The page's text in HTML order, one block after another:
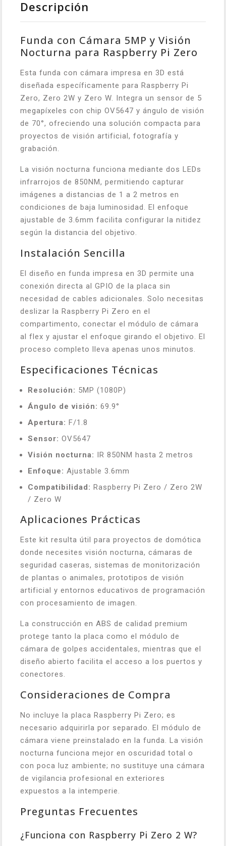
Descripción
Funda con Cámara 5MP y Visión
Nocturna para Raspberry Pi Zero
Esta funda con cámara impresa en 3D está
diseñada específicamente para Raspberry Pi
Zero, Zero 2W y Zero W. Integra un sensor de 5
megapíxeles con chip OV5647 y ángulo de visión
de 70°, ofreciendo una solución compacta para
proyectos de visión artificial, fotografía y
grabación.
La visión nocturna funciona mediante dos LEDs
infrarrojos de 850NM, permitiendo capturar
imágenes a distancias de 1 a 2 metros en
condiciones de baja luminosidad. El enfoque
ajustable de 3.6mm facilita configurar la nitidez
según la distancia del objetivo.
Instalación Sencilla
El diseño en funda impresa en 3D permite una
conexión directa al GPIO de la placa sin
necesidad de cables adicionales. Solo necesitas
deslizar la Raspberry Pi Zero en el
compartimento, conectar el módulo de cámara
al flex y ajustar el enfoque girando el objetivo. El
proceso completo lleva apenas unos minutos.
Especificaciones Técnicas
Resolución: 5MP (1080P)
Ángulo de visión: 69.9°
Apertura: F/1.8
Sensor: OV5647
Visión nocturna: IR 850NM hasta 2 metros
Enfoque: Ajustable 3.6mm
Compatibilidad: Raspberry Pi Zero / Zero 2W
/ Zero W
Aplicaciones Prácticas
Este kit resulta útil para proyectos de domótica
donde necesites visión nocturna, cámaras de
seguridad caseras, sistemas de monitorización
de plantas o animales, prototipos de visión
artificial y entornos educativos de programación
con procesamiento de imagen.
La construcción en ABS de calidad premium
protege tanto la placa como el módulo de
cámara de golpes accidentales, mientras que el
diseño abierto facilita el acceso a los puertos y
conectores.
Consideraciones de Compra
No incluye la placa Raspberry Pi Zero; es
necesario adquirirla por separado. El módulo de
cámara viene preinstalado en la funda. La visión
nocturna funciona mejor en oscuridad total o
con poca luz ambiente; no sustituye una cámara
de vigilancia profesional en exteriores
expuestos a la intemperie.
Preguntas Frecuentes
¿Funciona con Raspberry Pi Zero 2 W?